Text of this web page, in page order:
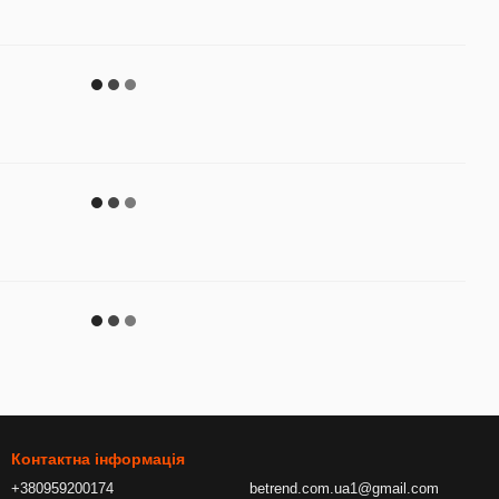
Контактна інформація
+380959200174 betrend.com.ua1@gmail.com